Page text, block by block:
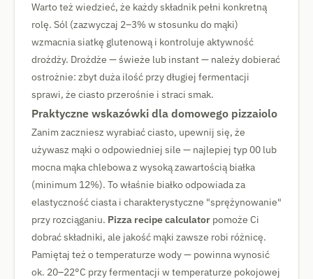
Warto też wiedzieć, że każdy składnik pełni konkretną
rolę. Sól (zazwyczaj 2–3% w stosunku do mąki)
wzmacnia siatkę glutenową i kontroluje aktywność
drożdży. Drożdże — świeże lub instant — należy dobierać
ostrożnie: zbyt duża ilość przy długiej fermentacji
sprawi, że ciasto przerośnie i straci smak.
Praktyczne wskazówki dla domowego pizzaiolo
Zanim zaczniesz wyrabiać ciasto, upewnij się, że
używasz mąki o odpowiedniej sile — najlepiej typ 00 lub
mocna mąka chlebowa z wysoką zawartością białka
(minimum 12%). To właśnie białko odpowiada za
elastyczność ciasta i charakterystyczne "sprężynowanie"
przy rozciąganiu. Pizza recipe calculator pomoże Ci
dobrać składniki, ale jakość mąki zawsze robi różnicę.
Pamiętaj też o temperaturze wody — powinna wynosić
ok. 20–22°C przy fermentacji w temperaturze pokojowej